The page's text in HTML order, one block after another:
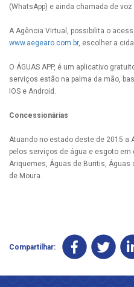
(WhatsApp) e ainda chamada de
A Agência Virtual, possibilita o
www.aegearo.com.br, escolher a
O ÁGUAS APP, é um aplicativo
serviços estão na palma da mão,
IOS e Android.
Concessionárias
Atuando no estado deste de 2015 a
pelos serviços de água e esgoto
Ariquemes, Águas de Buritis, Águas
de Moura.
Compartilhar: